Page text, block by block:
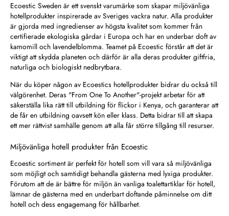
Ecoestic Sweden är ett svenskt varumärke som skapar miljövänliga
hotellprodukter inspirerade av Sveriges vackra natur. Alla produkter
är gjorda med ingredienser av högsta kvalitet som kommer från
certifierade ekologiska gårdar i Europa och har en underbar doft av
kamomill och lavendelblomma. Teamet på Ecoestic förstår att det är
viktigt att skydda planeten och därför är alla deras produkter giftfria,
naturliga och biologiskt nedbrytbara.
När du köper någon av Ecoestics hotellprodukter bidrar du också till
välgörenhet. Deras "From One To Another"-projekt arbetar för att
säkerställa lika rätt till utbildning för flickor i Kenya, och garanterar att
de får en utbildning oavsett kön eller klass. Detta bidrar till att skapa
ett mer rättvist samhälle genom att alla får större tillgång till resurser.
Miljövänliga hotell produkter från Ecoestic
Ecoestic sortiment är perfekt för hotell som vill vara så miljövänliga
som möjligt och samtidigt behandla gästerna med lyxiga produkter.
Förutom att de är bättre för miljön än vanliga toalettartiklar för hotell,
lämnar de gästerna med en underbart doftande påminnelse om ditt
hotell och dess engagemang för hållbarhet.